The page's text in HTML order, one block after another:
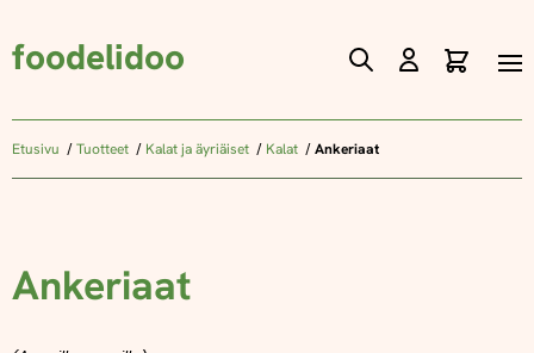
foodelidoo
Skip
Content
Etusivu Tuotteet Kalat ja äyriäiset Kalat Ankeriaat
Ankeriaat